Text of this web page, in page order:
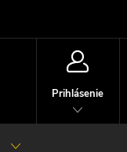
Prihlásenie